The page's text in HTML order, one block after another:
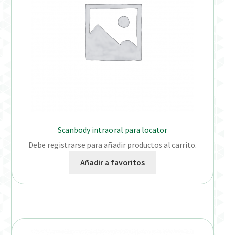
Scanbody intraoral para locator
Debe registrarse para añadir productos al carrito.
Añadir a favoritos